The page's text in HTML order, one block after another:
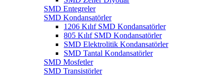
SMD Entegreler
SMD Kondansatörler
1206 Kılıf SMD Kondansatörler
805 Kılıf SMD Kondansatörler
SMD Elektrolitik Kondansatörler
SMD Tantal Kondansatörler
SMD Mosfetler
SMD Transistörler